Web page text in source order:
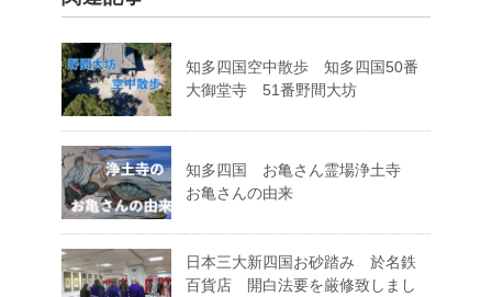
知多四国空中散歩 知多四国50番
大御堂寺 51番野間大坊
知多四国 お亀さん霊場浄土寺
お亀さんの由来
日本三大新四国お砂踏み 於名鉄
百貨店 開白法要を厳修致しまし